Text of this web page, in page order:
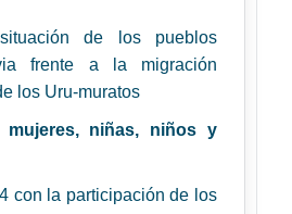
de los pueblos
frente a la migración
los Uru-muratos
mujeres, niñas, niños y
con la participación de los